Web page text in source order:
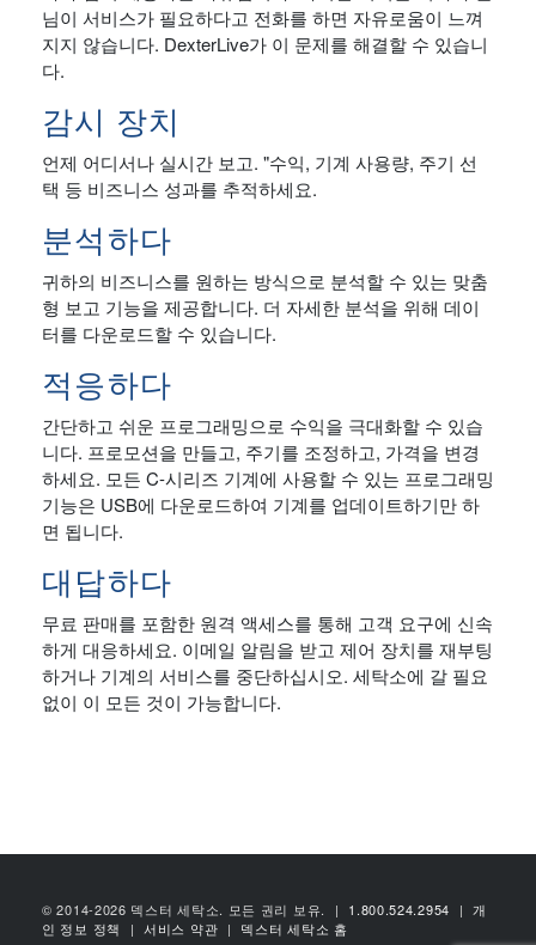
님이 서비스가 필요하다고 전화를 하면 자유로움이 느껴
지지 않습니다. DexterLive가 이 문제를 해결할 수 있습니
다.
감시 장치
언제 어디서나 실시간 보고. "수익, 기계 사용량, 주기 선
택 등 비즈니스 성과를 추적하세요.
분석하다
귀하의 비즈니스를 원하는 방식으로 분석할 수 있는 맞춤
형 보고 기능을 제공합니다. 더 자세한 분석을 위해 데이
터를 다운로드할 수 있습니다.
적응하다
간단하고 쉬운 프로그래밍으로 수익을 극대화할 수 있습
니다. 프로모션을 만들고, 주기를 조정하고, 가격을 변경
하세요. 모든 C-시리즈 기계에 사용할 수 있는 프로그래밍
기능은 USB에 다운로드하여 기계를 업데이트하기만 하
면 됩니다.
대답하다
무료 판매를 포함한 원격 액세스를 통해 고객 요구에 신속
하게 대응하세요. 이메일 알림을 받고 제어 장치를 재부팅
하거나 기계의 서비스를 중단하십시오. 세탁소에 갈 필요
없이 이 모든 것이 가능합니다.
© 2014-2026 덱스터 세탁소. 모든 권리 보유. | 1.800.524.2954 | 개
인 정보 정책
| 서비스 약관 | 덱스터 세탁소 홈